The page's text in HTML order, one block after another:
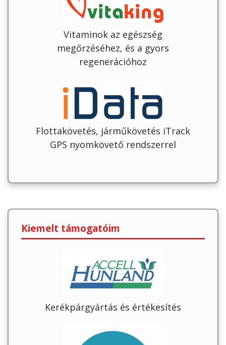
Vitaminok az egészség
megőrzéséhez, és a gyors
regenerációhoz
Flottakövetés, járműkövetés iTrack
GPS nyomkövető rendszerrel
Kiemelt támogatóim
Kerékpárgyártás és értékesítés